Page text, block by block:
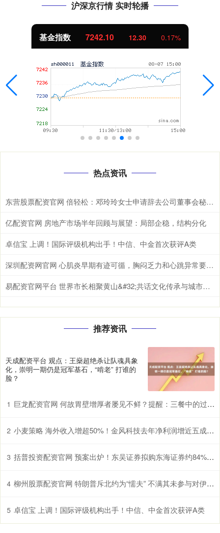
沪深京行情 实时轮播
国债指数 229.69 0.10 0.04%
热点资讯
东营股票配资官网 倍轻松：邓玲玲女士申请辞去公司董事会秘书职务
亿配资官网 房地产市场半年回顾与展望：局部企稳，结构分化
卓信宝 上调！国际评级机构出手！中信、中金首次获评A类
深圳配资网官网 心肌炎早期有迹可循，胸闷乏力和心跳异常要留意
易配资官网平台 世界市长相聚黄山&#32;共话文化传承与城市发展
推荐资讯
天成配资平台 观点：王燊超绝杀让队魂具象
化，崇明一期仍是冠军基石，“啃老” 打谁的
脸？
1 巨龙配资官网 何故胃壁增厚者屡见不鲜？提醒：三餐中的过快进食习惯许是诱因
2 小麦策略 海外收入增超50%！金风科技去年净利润增近五成至27亿元
3 括普投资配资官网 预案出炉！东吴证券拟购东海证券约84%股权，整合面临同业竞争、历史风险等挑战
4 柳州股票配资官网 特朗普斥北约为“懦夫” 不满其未参与对伊朗作战
5 卓信宝 上调！国际评级机构出手！中信、中金首次获评A类